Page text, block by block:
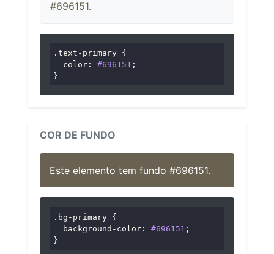
#696151.
.text-primary {
color : #696151 ;
}
COR DE FUNDO
Este elemento tem fundo #696151.
.bg-primary {
background-color : #696151 ;
}